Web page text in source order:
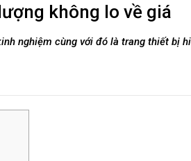
không lo về giá
nghiệm cùng với đó là trang thiết bị